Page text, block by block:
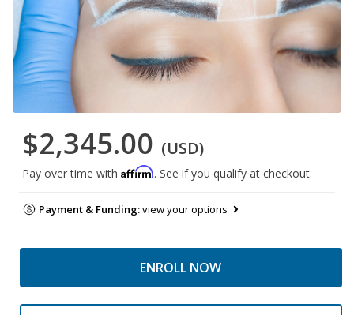
$2,345.00 (USD)
Pay over time with Affirm. See if you qualify at checkout.
Payment & Funding:view your options
ENROLL NOW